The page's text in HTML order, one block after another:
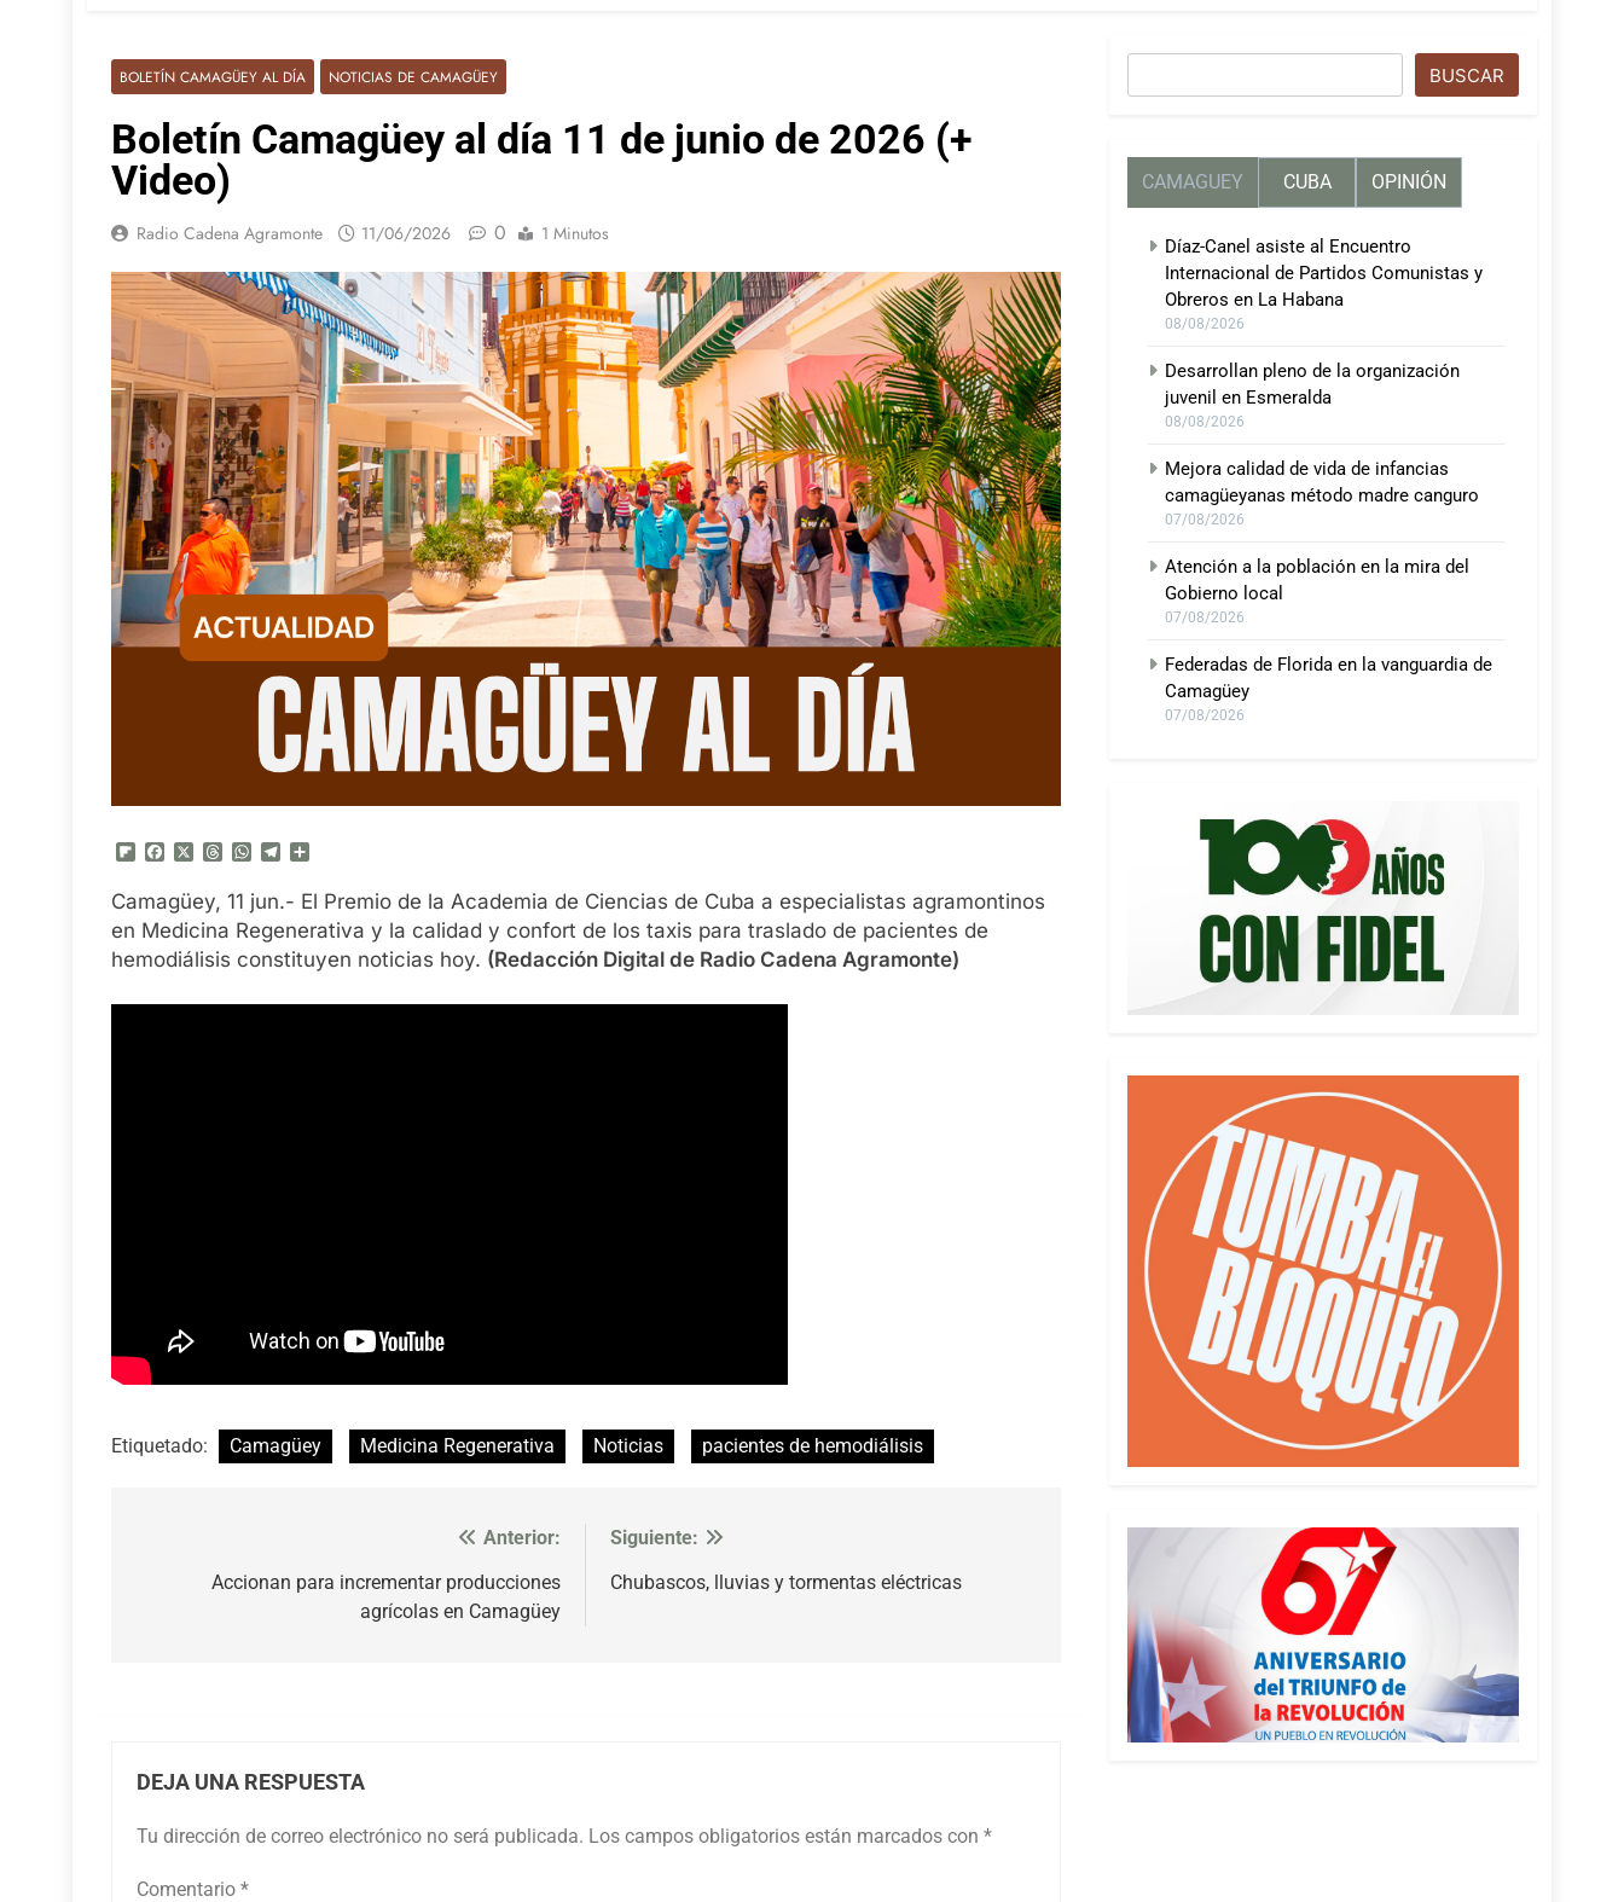
BOLETÍN CAMAGÜEY AL DÍA NOTICIAS DE CAMAGÜEY
Boletín Camagüey al día 11 de junio de 2026 (+
Video)
Radio Cadena Agramonte 11/06/2026 0 1 Minutos
Flipboard
FacebookThreadsWhatsApp
Telegram
Camagüey, 11 jun.- El Premio de la Academia de Ciencias de Cuba a especialistas agramontinos
en Medicina Regenerativa y la calidad y confort de los taxis para traslado de pacientes de
hemodiálisis constituyen noticias hoy. (Redacción Digital de Radio Cadena Agramonte)
Etiquetado: Camagüey Medicina Regenerativa Noticias pacientes de hemodiálisis
Anterior:
Accionan para incrementar producciones
agrícolas en Camagüey
Siguiente:
Chubascos, lluvias y tormentas eléctricas
DEJA UNA RESPUESTA
Tu dirección de correo electrónico no será publicada. Los campos obligatorios están marcados con *
Comentario *
BUSCAR
CAMAGUEY CUBA OPINIÓN
Díaz-Canel asiste al Encuentro
Internacional de Partidos Comunistas y
Obreros en La Habana
08/08/2026
Desarrollan pleno de la organización
juvenil en Esmeralda
08/08/2026
Mejora calidad de vida de infancias
camagüeyanas método madre canguro
07/08/2026
Atención a la población en la mira del
Gobierno local
07/08/2026
Federadas de Florida en la vanguardia de
Camagüey
07/08/2026